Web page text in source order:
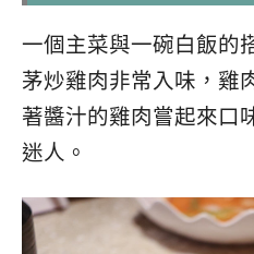
一個主菜與一碗白飯的
茅炒雞肉非常入味，雞
著醬汁的雞肉嘗起來口
迷人。